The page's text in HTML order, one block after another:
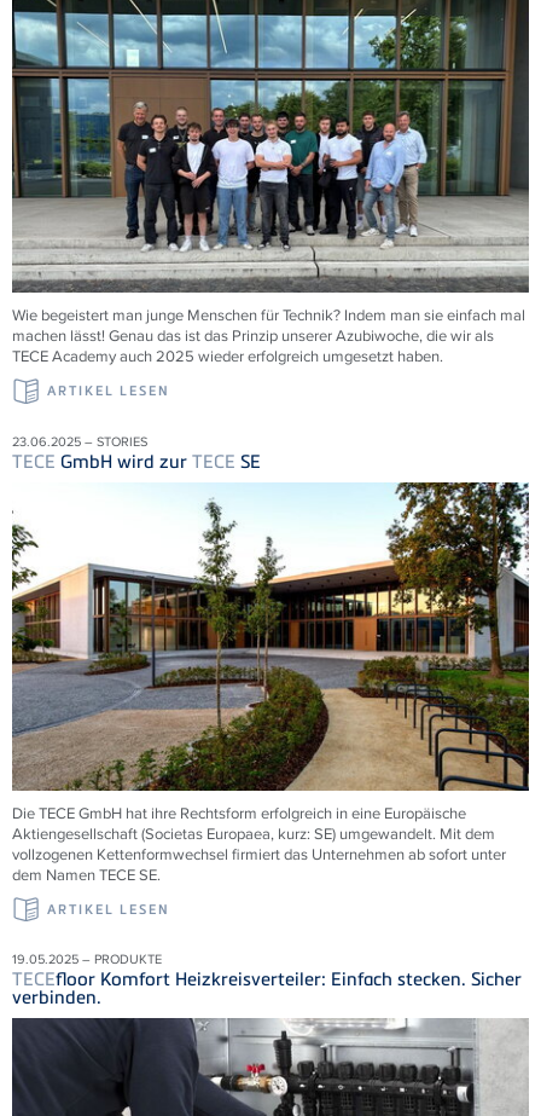
Wie begeistert man junge Menschen für Technik? Indem man sie einfach mal
machen lässt! Genau das ist das Prinzip unserer Azubiwoche, die wir als
TECEAcademy auch 2025 wieder erfolgreich umgesetzt haben.
ARTIKEL LESEN
23.06.2025 – STORIES
TECE GmbH wird zur TECE SE
DieTECEGmbH hat ihre Rechtsform erfolgreich in eine Europäische
Aktiengesellschaft (Societas Europaea, kurz: SE) umgewandelt. Mit dem
vollzogenen Kettenformwechsel firmiert das Unternehmen ab sofort unter
dem NamenTECESE.
ARTIKEL LESEN
19.05.2025 – PRODUKTE
TECEfloor Komfort Heizkreisverteiler: Einfach stecken. Sicher
verbinden.